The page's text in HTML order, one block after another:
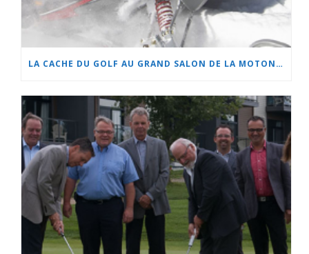
LA CACHE DU GOLF AU GRAND SALON DE LA MOTONEIGE ET DU QUAD